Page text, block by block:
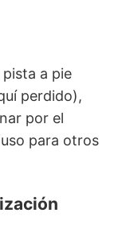
a pie
perdido),
por el
para otros